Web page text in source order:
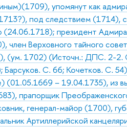
упомянут как
под следствием (1714),
президент
Верховного тайного
(ум. 1702) (Источн.: ДПС. 2-2.
С. 66; Кочетков. С.
(01.05.1669 – 19.04.1735), из
прапорщик
генерал-майор (1700),
Артиллерийской